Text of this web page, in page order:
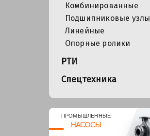
Комбинированные
Подшипниковые узлы
Линейные
Опорные ролики
РТИ
Спецтехника
ПРОМЫШЛЕННЫЕ
НАСОСЫ